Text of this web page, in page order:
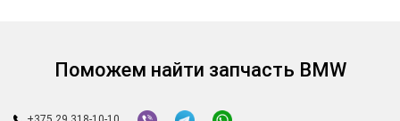
Поможем найти запчасть BMW